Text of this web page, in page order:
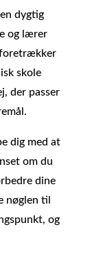
dygtig
og lærer
foretrækker
skole
der passer
dig med at
om du
dine
nøglen til
og